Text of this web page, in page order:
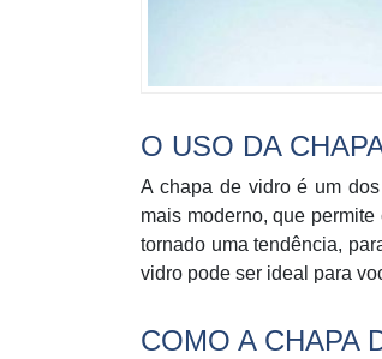
O USO DA
A chapa de vidro é um
mais moderno, que
tornado uma tendência,
vidro pode ser ideal para
COMO A CHAPA